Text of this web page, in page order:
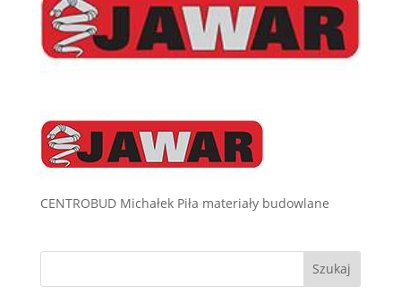
CENTROBUD Michałek Piła materiały budowlane